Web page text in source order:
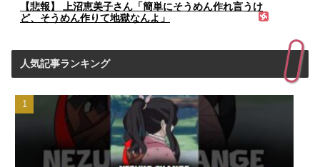
【悲報】 上沼恵美子さん「簡単にそうめん作れ言うけ
ど、そうめん作りて地獄なんよ」
人気記事ランキング